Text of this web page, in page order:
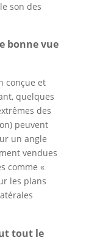
son des
bonne vue
conçue et
quelques
des
peuvent
un angle
vendues
comme «
les plans
tout le